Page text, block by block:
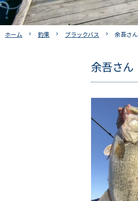
ホーム 釣果 ブラックバス 余吾さん
余吾さん